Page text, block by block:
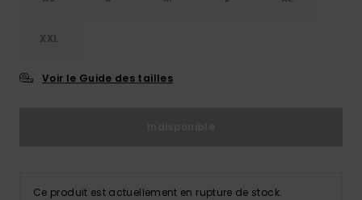
XXL
Voir le Guide des tailles
Ce produit est actuellement en rupture de stock.